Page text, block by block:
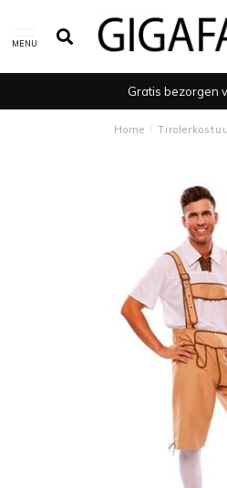
MENU
Gratis bezorgen
Home /